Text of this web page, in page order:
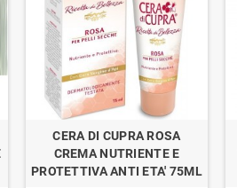
CERA DI CUPRA ROSA
CREMA NUTRIENTE E
PROTETTIVA ANTI ETA' 75ML